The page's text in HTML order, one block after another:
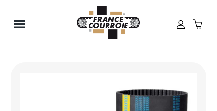
Panneau de gestion des cookies